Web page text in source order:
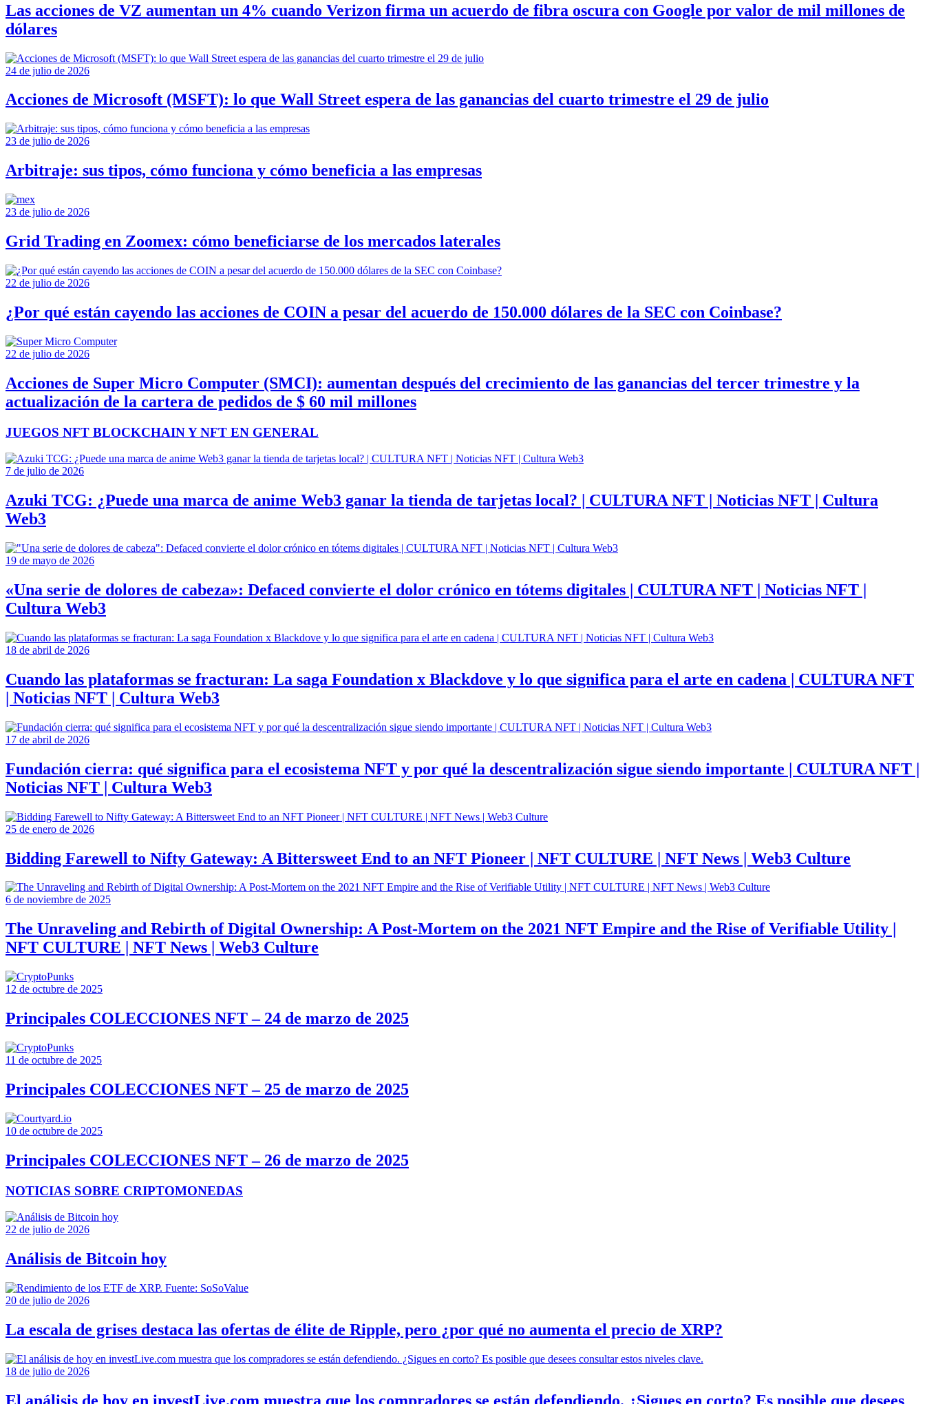
Las acciones de VZ aumentan un 4% cuando Verizon firma un acuerdo de fibra oscura con Google por valor de mil millones de
dólares
24 de julio de 2026
Acciones de Microsoft (MSFT): lo que Wall Street espera de las ganancias del cuarto trimestre el 29 de julio
23 de julio de 2026
Arbitraje: sus tipos, cómo funciona y cómo beneficia a las empresas
23 de julio de 2026
Grid Trading en Zoomex: cómo beneficiarse de los mercados laterales
22 de julio de 2026
¿Por qué están cayendo las acciones de COIN a pesar del acuerdo de 150.000 dólares de la SEC con Coinbase?
22 de julio de 2026
Acciones de Super Micro Computer (SMCI): aumentan después del crecimiento de las ganancias del tercer trimestre y la
actualización de la cartera de pedidos de $ 60 mil millones
JUEGOS NFT BLOCKCHAIN Y NFT EN GENERAL
7 de julio de 2026
Azuki TCG: ¿Puede una marca de anime Web3 ganar la tienda de tarjetas local? | CULTURA NFT | Noticias NFT | Cultura
Web3
19 de mayo de 2026
«Una serie de dolores de cabeza»: Defaced convierte el dolor crónico en tótems digitales | CULTURA NFT | Noticias NFT |
Cultura Web3
18 de abril de 2026
Cuando las plataformas se fracturan: La saga Foundation x Blackdove y lo que significa para el arte en cadena | CULTURA NFT
| Noticias NFT | Cultura Web3
17 de abril de 2026
Fundación cierra: qué significa para el ecosistema NFT y por qué la descentralización sigue siendo importante | CULTURA NFT |
Noticias NFT | Cultura Web3
25 de enero de 2026
Bidding Farewell to Nifty Gateway: A Bittersweet End to an NFT Pioneer | NFT CULTURE | NFT News | Web3 Culture
6 de noviembre de 2025
The Unraveling and Rebirth of Digital Ownership: A Post-Mortem on the 2021 NFT Empire and the Rise of Verifiable Utility |
NFT CULTURE | NFT News | Web3 Culture
12 de octubre de 2025
Principales COLECCIONES NFT – 24 de marzo de 2025
11 de octubre de 2025
Principales COLECCIONES NFT – 25 de marzo de 2025
10 de octubre de 2025
Principales COLECCIONES NFT – 26 de marzo de 2025
NOTICIAS SOBRE CRIPTOMONEDAS
22 de julio de 2026
Análisis de Bitcoin hoy
20 de julio de 2026
La escala de grises destaca las ofertas de élite de Ripple, pero ¿por qué no aumenta el precio de XRP?
18 de julio de 2026